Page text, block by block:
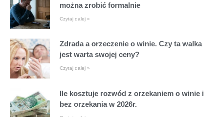
można zrobić formalnie
Czytaj dalej »
Zdrada a orzeczenie o winie. Czy ta walka
jest warta swojej ceny?
Czytaj dalej »
Ile kosztuje rozwód z orzekaniem o winie i
bez orzekania w 2026r.